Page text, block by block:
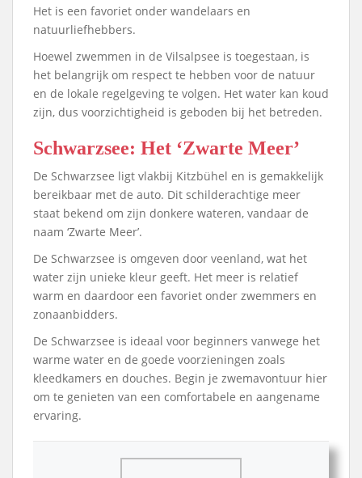
Het is een favoriet onder wandelaars en
natuurliefhebbers.
Hoewel zwemmen in de Vilsalpsee is toegestaan, is
het belangrijk om respect te hebben voor de natuur
en de lokale regelgeving te volgen. Het water kan koud
zijn, dus voorzichtigheid is geboden bij het betreden.
Schwarzsee: Het ‘Zwarte Meer’
De Schwarzsee ligt vlakbij Kitzbühel en is gemakkelijk
bereikbaar met de auto. Dit schilderachtige meer
staat bekend om zijn donkere wateren, vandaar de
naam ‘Zwarte Meer’.
De Schwarzsee is omgeven door veenland, wat het
water zijn unieke kleur geeft. Het meer is relatief
warm en daardoor een favoriet onder zwemmers en
zonaanbidders.
De Schwarzsee is ideaal voor beginners vanwege het
warme water en de goede voorzieningen zoals
kleedkamers en douches. Begin je zwemavontuur hier
om te genieten van een comfortabele en aangename
ervaring.